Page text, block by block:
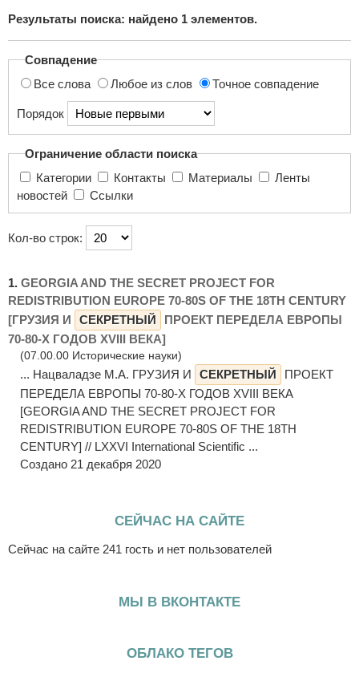
поиска...
Результаты поиска: найдено 1 элементов.
Совпадение
Все слова
Любое из слов Точное совпадение
Порядок
Ограничение области поиска
Категории
Контакты Материалы
новостей
Ссылки
Кол-во строк:
1. GEORGIA AND THE SECRET PROJECT FOR
REDISTRIBUTION EUROPE 70-80S OF THE 18TH CENTURY
[ГРУЗИЯ И
СЕКРЕТНЫЙ
ПРОЕКТ ПЕРЕДЕЛА ЕВРОПЫ
70-80-Х ГОДОВ XVIII ВЕКА]
(07.00.00 Исторические науки)
... Нацваладзе М.А. ГРУЗИЯ И СЕКРЕТНЫЙ
ПРОЕКТ
ПЕРЕДЕЛА ЕВРОПЫ 70-80-Х ГОДОВ XVIII ВЕКА
[GEORGIA AND THE SECRET PROJECT FOR
REDISTRIBUTION EUROPE 70-80S OF THE 18TH
CENTURY] // LXXVI International Scientific ...
Создано 21 декабря 2020
СЕЙЧАС НА САЙТЕ
Сейчас на сайте 241 гость и нет пользователей
МЫ В ВКОНТАКТЕ
ОБЛАКО ТЕГОВ